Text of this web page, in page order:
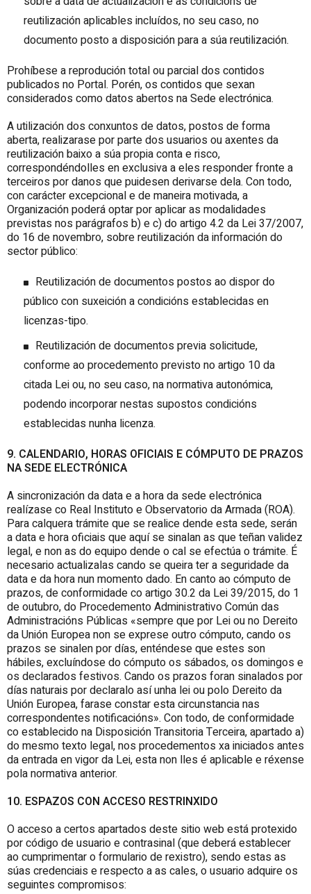
reutilización aplicables incluídos, no seu caso, no
documento posto a disposición para a súa reutilización.
Prohíbese a reprodución total ou parcial dos contidos
publicados no Portal. Porén, os contidos que sexan
considerados como datos abertos na Sede electrónica.
A utilización dos conxuntos de datos, postos de forma
aberta, realizarase por parte dos usuarios ou axentes da
reutilización baixo a súa propia conta e risco,
correspondéndolles en exclusiva a eles responder fronte a
terceiros por danos que puidesen derivarse dela. Con todo,
con carácter excepcional e de maneira motivada, a
Organización poderá optar por aplicar as modalidades
previstas nos parágrafos b) e c) do artigo 4.2 da Lei 37/2007,
do 16 de novembro, sobre reutilización da información do
sector público:
Reutilización de documentos postos ao dispor do
público con suxeición a condicións establecidas en
licenzas-tipo.
Reutilización de documentos previa solicitude,
conforme ao procedemento previsto no artigo 10 da
citada Lei ou, no seu caso, na normativa autonómica,
podendo incorporar nestas supostos condicións
establecidas nunha licenza.
9. CALENDARIO, HORAS OFICIAIS E CÓMPUTO DE PRAZOS
NA SEDE ELECTRÓNICA
A sincronización da data e a hora da sede electrónica
realízase co Real Instituto e Observatorio da Armada (ROA).
Para calquera trámite que se realice dende esta sede, serán
a data e hora oficiais que aquí se sinalan as que teñan validez
legal, e non as do equipo dende o cal se efectúa o trámite. É
necesario actualizalas cando se queira ter a seguridade da
data e da hora nun momento dado. En canto ao cómputo de
prazos, de conformidade co artigo 30.2 da Lei 39/2015, do 1
de outubro, do Procedemento Administrativo Común das
Administracións Públicas «sempre que por Lei ou no Dereito
da Unión Europea non se exprese outro cómputo, cando os
prazos se sinalen por días, enténdese que estes son
hábiles, excluíndose do cómputo os sábados, os domingos e
os declarados festivos. Cando os prazos foran sinalados por
días naturais por declaralo así unha lei ou polo Dereito da
Unión Europea, farase constar esta circunstancia nas
correspondentes notificacións». Con todo, de conformidade
co establecido na Disposición Transitoria Terceira, apartado a)
do mesmo texto legal, nos procedementos xa iniciados antes
da entrada en vigor da Lei, esta non lles é aplicable e réxense
pola normativa anterior.
10. ESPAZOS CON ACCESO RESTRINXIDO
O acceso a certos apartados deste sitio web está protexido
por código de usuario e contrasinal (que deberá establecer
ao cumprimentar o formulario de rexistro), sendo estas as
súas credenciais e respecto a as cales, o usuario adquire os
seguintes compromisos: